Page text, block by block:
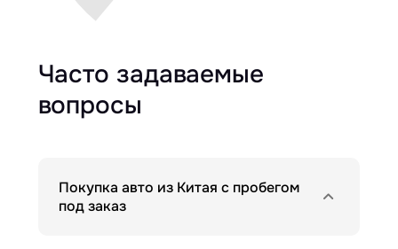
Часто задаваемые
вопросы
Покупка авто из Китая с пробегом
под заказ